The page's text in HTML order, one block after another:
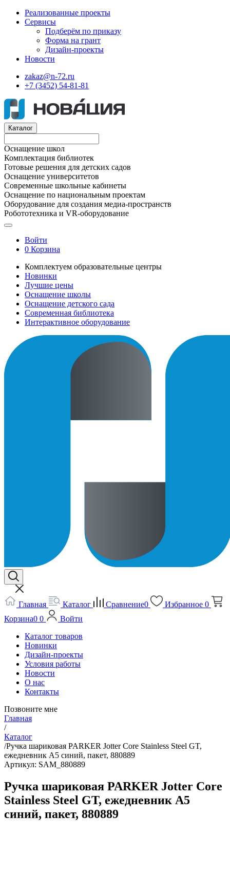
Реализованные проекты
Сервисы
Подберём по приказу
Форма на грант
Дизайн-проекты
Новости
zakaz@n-72.ru
+7 (3452) 54-81-81
Каталог
Оснащение школ
Комплектация библиотек
Готовые решения для детских садов
Оснащение университетов
Современные школьные кабинеты
Оснащение по национальным проектам
Оборудование для создания медиа-пространств
Робототехника и VR-оборудование
Войти
0 Корзина
Комплектуем образовательные центры
Новинки
Лучшие цены
Оснащение школы
Оснащение детского сада
Современная библиотека
Интерактивное оборудование
Главная Каталог Сравнение0 Избранное 0
Корзина0 0
Войти
Каталог товаров
Новинки
Дизайн-проекты
Условия работы
Новости
О нас
Контакты
Позвоните мне
Главная
/
Каталог
/Ручка шариковая PARKER Jotter Core Stainless Steel GT,
ежедневник А5 синий, пакет, 880889
Артикул: SAM_880889
Ручка шариковая PARKER Jotter Core
Stainless Steel GT, ежедневник А5
синий, пакет, 880889